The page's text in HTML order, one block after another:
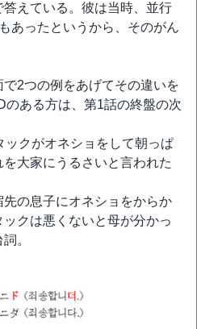
えている。彼は当時、並行
あったというから、そのがん
2つの例をあげてその違いを
ある方は、第1話の終盤の次
クがオネショをして朝っぱ
大家にうるさいと言われた
の息子にオネショをからか
クは悪くないと母が分かっ
。